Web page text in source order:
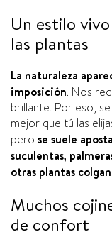
Un estilo
las plantas
La naturaleza
imposición. Nos
brillante. Por eso,
mejor que tú las
pero se suele
suculentas,
otras plantas
Muchos
de confort